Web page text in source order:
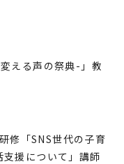
える声の祭典-」教
修「SNS世代の子育
援について」講師